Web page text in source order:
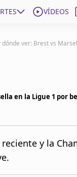
VÍDEOS
dónde ver: Brest vs
en la Ligue 1 por
y la